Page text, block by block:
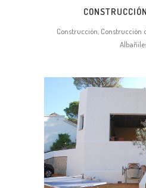
Construcción, Construcción